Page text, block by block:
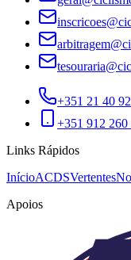
+351 21 40
+351 912 260
Links Rápidos
InícioACDSVertentes
Apoios